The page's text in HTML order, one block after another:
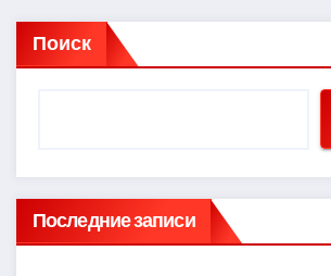
Поиск
Последние записи